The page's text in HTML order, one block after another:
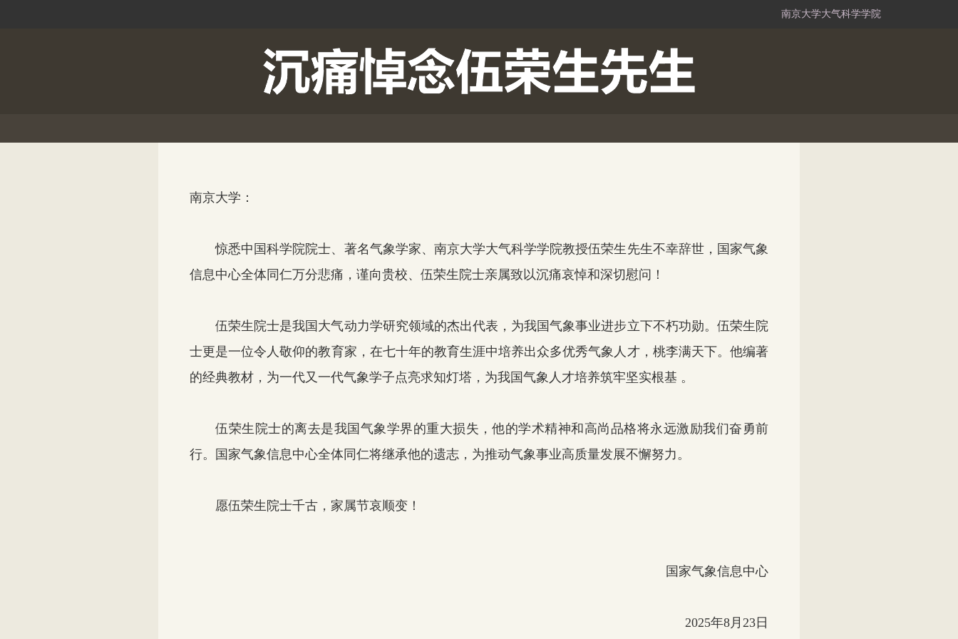
南京大学大气科学学院
南京大学：
惊悉中国科学院院士、著名气象学家、南京大学大气科学学院教授伍荣生先生不幸辞世，国家气象
信息中心全体同仁万分悲痛，谨向贵校、伍荣生院士亲属致以沉痛哀悼和深切慰问！
伍荣生院士是我国大气动力学研究领域的杰出代表，为我国气象事业进步立下不朽功勋。伍荣生院
士更是一位令人敬仰的教育家，在七十年的教育生涯中培养出众多优秀气象人才，桃李满天下。他编著
的经典教材，为一代又一代气象学子点亮求知灯塔，为我国气象人才培养筑牢坚实根基 。
伍荣生院士的离去是我国气象学界的重大损失，他的学术精神和高尚品格将永远激励我们奋勇前
行。国家气象信息中心全体同仁将继承他的遗志，为推动气象事业高质量发展不懈努力。
愿伍荣生院士千古，家属节哀顺变！
国家气象信息中心
2025年8月23日